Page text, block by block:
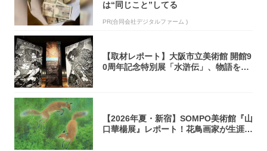
は“同じこと”してる
PR(合同会社デジタルファーム )
【取材レポート】大阪市立美術館 開館9
0周年記念特別展「水滸伝」、物語を知
【2026年夏・新宿】SOMPO美術館『山
口華楊展』レポート！花鳥画家が生涯描